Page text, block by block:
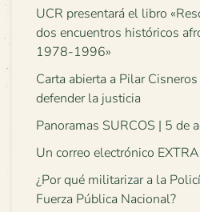
UCR presentará el libro
dos encuentros históricos
1978-1996»
Carta abierta a Pilar
defender la justicia
Panoramas SURCOS | 5 de
Un correo electrónico
¿Por qué militarizar a la
Fuerza Pública Nacional?